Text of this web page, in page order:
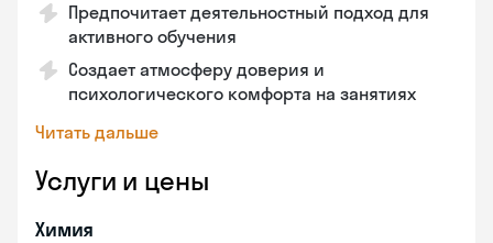
Предпочитает деятельностный подход для
активного обучения
Создает атмосферу доверия и
психологического комфорта на занятиях
Читать дальше
Услуги и цены
Химия